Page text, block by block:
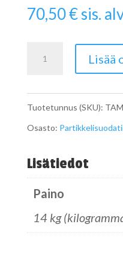
70,50€sis.
Lisää
Tuotetunnus (SKU):
Osasto:
Lisätiedot
Paino
14 kg